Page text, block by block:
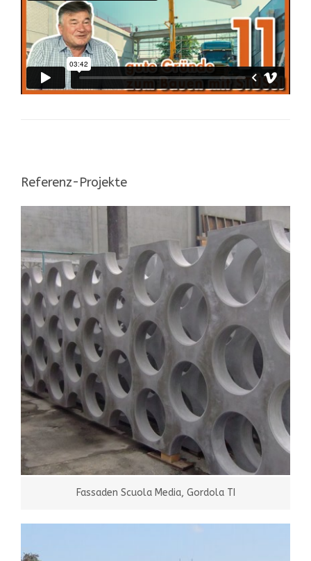
Referenz-Projekte
Fassaden Scuola Media, Gordola TI